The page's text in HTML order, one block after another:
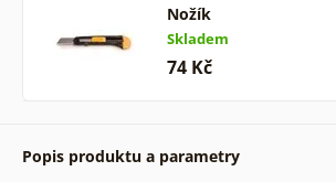
Nožík
Skladem
74 Kč
Popis produktu a parametry